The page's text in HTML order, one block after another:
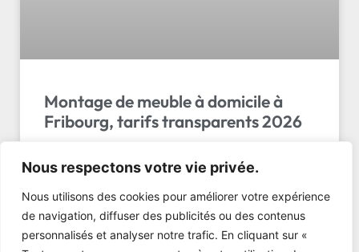
Nous respectons votre vie privée.
Nous utilisons des cookies pour améliorer votre expérience
de navigation, diffuser des publicités ou des contenus
personnalisés et analyser notre trafic. En cliquant sur «
Montage de meuble à domicile à
Fribourg, tarifs transparents 2026
Montage meuble à domicile Fribourg tarif : de 31 à
1300 CHF selon le meuble. Comparez 15+
prestataires et économisez jusqu’à 40%. Obtenez
votre devis…